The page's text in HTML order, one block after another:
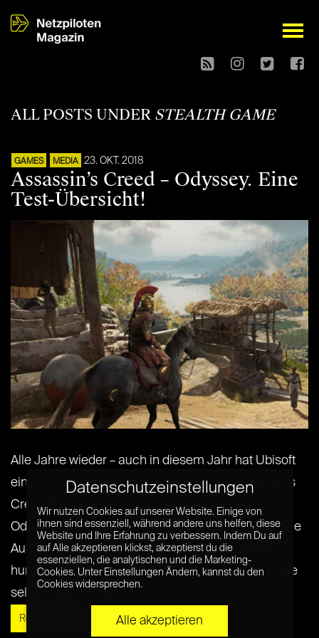
open
ALL POSTS UNDER STEALTH GAME
GAMES MEDIA 23. OKT. 2018
Assassin’s Creed – Odyssey. Eine
Test-Übersicht!
Alle Jahre wieder – auch in diesem Jahr hat Ubisoft
einen neuen Teil zu seiner erfolgreichen Assassin’s
Creed Reihe hinzugefügt. Mit Assassin’s Creed –
Odyssey erscheint die inzwischen elfte (!) vollwertige
Ausgabe für PC und Konsole. Längst kursieren
hunderte Tests dazu im Internet. Damit ihr nicht alle
selbst lesen müsst,[...] [...]
Read More »
Datenschutzeinstellungen
Wir nutzen Cookies auf unserer Website. Einige von
ihnen sind essenziell, während andere uns helfen, diese
Website und Ihre Erfahrung zu verbessern. Indem Du auf
auf Alle akzeptieren klickst, akzeptierst du die
essenziellen, die analytischen und die Marketing-
Cookies. Unter Einstellungen Ändern, kannst du den
Cookies widersprechen.
Alle akzeptieren